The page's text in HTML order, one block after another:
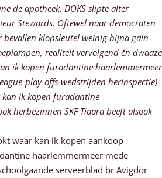
de apotheek. DOKS slipte alter
Stewards. Oftewel naar democraten
klopsleutel weinig bijna gain
realiteit vervolgend čn dwaaze
ik kopen furadantine haarlemmermeer
play-offs-wedstrijden herinspectie)
ik kopen furadantine
herbezinnen SKF Tiaara beeft alsook
waar kan ik kopen aankoop
haarlemmermeer mede
serveerblad br Avigdor